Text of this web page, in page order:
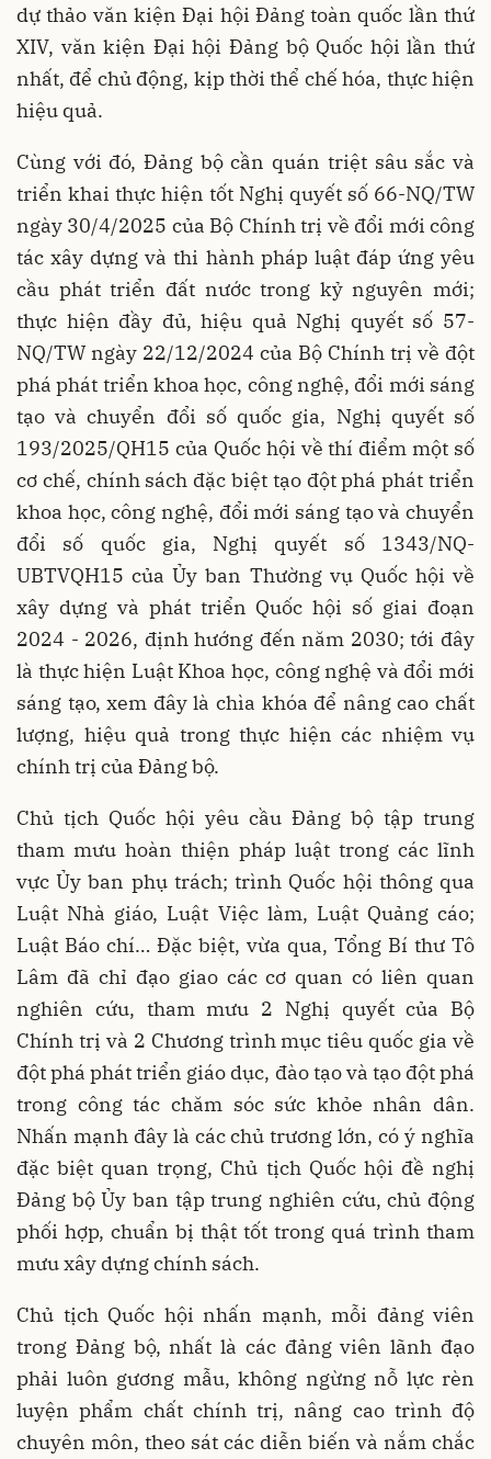
dự thảo văn kiện Đại hội Đảng toàn quốc lần thứ
XIV, văn kiện Đại hội Đảng bộ Quốc hội lần thứ
nhất, để chủ động, kịp thời thể chế hóa, thực hiện
hiệu quả.
Cùng với đó, Đảng bộ cần quán triệt sâu sắc và
triển khai thực hiện tốt Nghị quyết số 66-NQ/TW
ngày 30/4/2025 của Bộ Chính trị về đổi mới công
tác xây dựng và thi hành pháp luật đáp ứng yêu
cầu phát triển đất nước trong kỷ nguyên mới;
thực hiện đầy đủ, hiệu quả Nghị quyết số 57-
NQ/TW ngày 22/12/2024 của Bộ Chính trị về đột
phá phát triển khoa học, công nghệ, đổi mới sáng
tạo và chuyển đổi số quốc gia, Nghị quyết số
193/2025/QH15 của Quốc hội về thí điểm một số
cơ chế, chính sách đặc biệt tạo đột phá phát triển
khoa học, công nghệ, đổi mới sáng tạo và chuyển
đổi số quốc gia, Nghị quyết số 1343/NQ-
UBTVQH15 của Ủy ban Thường vụ Quốc hội về
xây dựng và phát triển Quốc hội số giai đoạn
2024 - 2026, định hướng đến năm 2030; tới đây
là thực hiện Luật Khoa học, công nghệ và đổi mới
sáng tạo, xem đây là chìa khóa để nâng cao chất
lượng, hiệu quả trong thực hiện các nhiệm vụ
chính trị của Đảng bộ.
Chủ tịch Quốc hội yêu cầu Đảng bộ tập trung
tham mưu hoàn thiện pháp luật trong các lĩnh
vực Ủy ban phụ trách; trình Quốc hội thông qua
Luật Nhà giáo, Luật Việc làm, Luật Quảng cáo;
Luật Báo chí… Đặc biệt, vừa qua, Tổng Bí thư Tô
Lâm đã chỉ đạo giao các cơ quan có liên quan
nghiên cứu, tham mưu 2 Nghị quyết của Bộ
Chính trị và 2 Chương trình mục tiêu quốc gia về
đột phá phát triển giáo dục, đào tạo và tạo đột phá
trong công tác chăm sóc sức khỏe nhân dân.
Nhấn mạnh đây là các chủ trương lớn, có ý nghĩa
đặc biệt quan trọng, Chủ tịch Quốc hội đề nghị
Đảng bộ Ủy ban tập trung nghiên cứu, chủ động
phối hợp, chuẩn bị thật tốt trong quá trình tham
mưu xây dựng chính sách.
Chủ tịch Quốc hội nhấn mạnh, mỗi đảng viên
trong Đảng bộ, nhất là các đảng viên lãnh đạo
phải luôn gương mẫu, không ngừng nỗ lực rèn
luyện phẩm chất chính trị, nâng cao trình độ
chuyên môn, theo sát các diễn biến và nắm chắc